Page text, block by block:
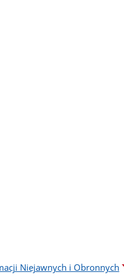
Niejawnych i Obronnych